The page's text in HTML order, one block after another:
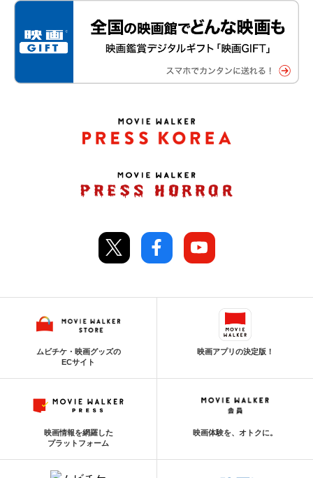
ムビチケ・映画グッズの
ECサイト
映画アプリの決定版！
映画情報を網羅した
プラットフォーム
映画体験を、オトクに。